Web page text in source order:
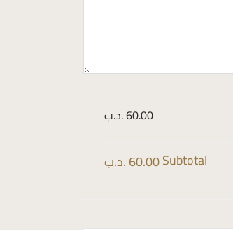
60.00 .د.ب
Subtotal60.00 .د.ب